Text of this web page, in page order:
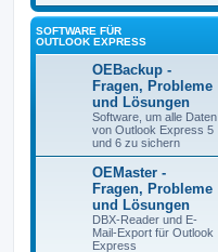
SOFTWARE FÜR
OUTLOOK EXPRESS
OEBackup -
Fragen, Probleme
und Lösungen
Software, um alle Daten
von Outlook Express 5
und 6 zu sichern
OEMaster -
Fragen, Probleme
und Lösungen
DBX-Reader und E-
Mail-Export für Outlook
Express